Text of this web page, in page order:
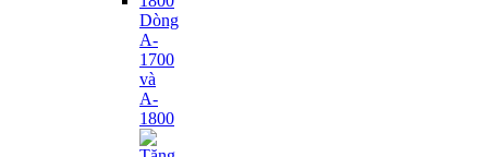
Dòng
A-
1700
và
A-
1800